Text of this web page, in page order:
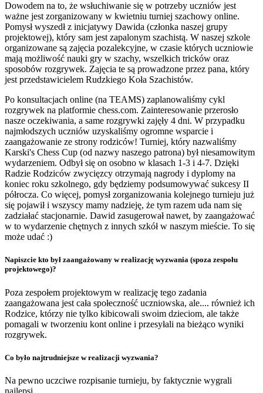
Dowodem na to, że wsłuchiwanie się w potrzeby uczniów jest
ważne jest zorganizowany w kwietniu turniej szachowy online.
Pomysł wyszedł z inicjatywy Dawida (członka naszej grupy
projektowej), który sam jest zapalonym szachistą. W naszej szkole
organizowane są zajęcia pozalekcyjne, w czasie których uczniowie
mają możliwość nauki gry w szachy, wszelkich tricków oraz
sposobów rozgrywek. Zajęcia te są prowadzone przez pana, który
jest przedstawicielem Rudzkiego Koła Szachistów.
Po konsultacjach online (na TEAMS) zaplanowaliśmy cykl
rozgrywek na platformie chess.com. Zainteresowanie przerosło
nasze oczekiwania, a same rozgrywki zajęły 4 dni. W przypadku
najmłodszych uczniów uzyskaliśmy ogromne wsparcie i
zaangażowanie ze strony rodziców! Turniej, który nazwaliśmy
Karski's Chess Cup (od nazwy naszego patrona) był niesamowitym
wydarzeniem. Odbył się on osobno w klasach 1-3 i 4-7. Dzięki
Radzie Rodziców zwycięzcy otrzymają nagrody i dyplomy na
koniec roku szkolnego, gdy będziemy podsumowywać sukcesy II
półrocza. Co więcej, pomysł zorganizowania kolejnego turnieju już
się pojawił i wszyscy mamy nadzieję, że tym razem uda nam się
zadziałać stacjonarnie. Dawid zasugerował nawet, by zaangażować
w to wydarzenie chętnych z innych szkół w naszym mieście. To się
może udać :)
Napiszcie kto był zaangażowany w realizację wyzwania (spoza zespołu
projektowego)?
Poza zespołem projektowym w realizację tego zadania
zaangażowana jest cała społeczność uczniowska, ale.... również ich
Rodzice, którzy nie tylko kibicowali swoim dzieciom, ale także
pomagali w tworzeniu kont online i przesyłali na bieżąco wyniki
rozgrywek.
Co było najtrudniejsze w realizacji wyzwania?
Na pewno uczciwe rozpisanie turnieju, by faktycznie wygrali
najlepsi.